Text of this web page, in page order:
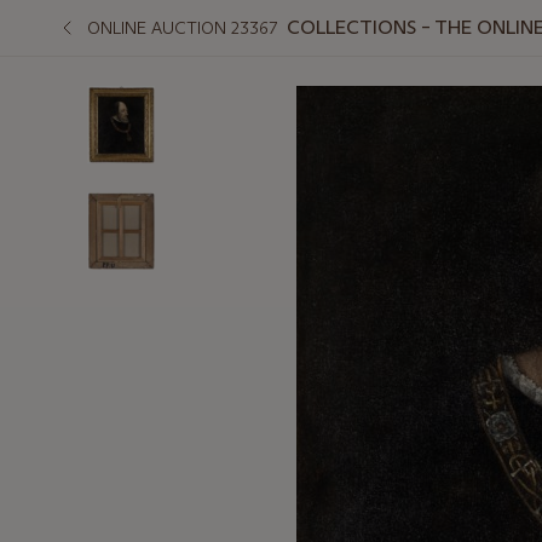
ONLINE AUCTION 23367 COLLECTIONS – THE